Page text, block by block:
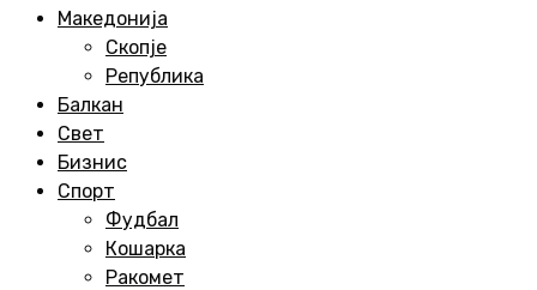
Македонија
Скопје
Република
Балкан
Свет
Бизнис
Спорт
Фудбал
Кошарка
Ракомет